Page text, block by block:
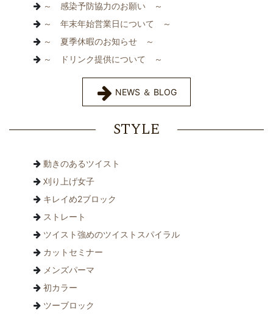
～ 感染予防協力のお願い ～
～ 年末年始営業日について ～
～ 夏季休暇のお知らせ ～
～ ドリンク提供について ～
NEWS ＆ BLOG
STYLE
動きのあるツイスト
刈り上げ女子
キレイめ2ブロック
ストレート
ツイスト強めのツイストスパイラル
カットセミナー
メンズパーマ
初カラー
ツーブロック